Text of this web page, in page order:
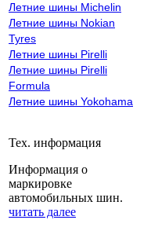
Летние шины Michelin
Летние шины Nokian
Tyres
Летние шины Pirelli
Летние шины Pirelli
Formula
Летние шины Yokohama
Тех. информация
Информация о
маркировке
автомобильных шин.
читать далее